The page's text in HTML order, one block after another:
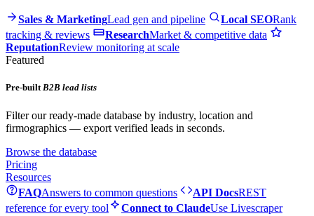
Sales & MarketingLead gen and pipeline Local SEORank
tracking & reviews
ResearchMarket & competitive data
ReputationReview monitoring at scale
Featured
Pre-builtB2B lead lists
Filter our ready-made database by industry, location and
firmographics — export verified leads in seconds.
Browse the database
Pricing
Resources
FAQAnswers to common questions API DocsREST
reference for every tool
Connect to ClaudeUse Livescraper